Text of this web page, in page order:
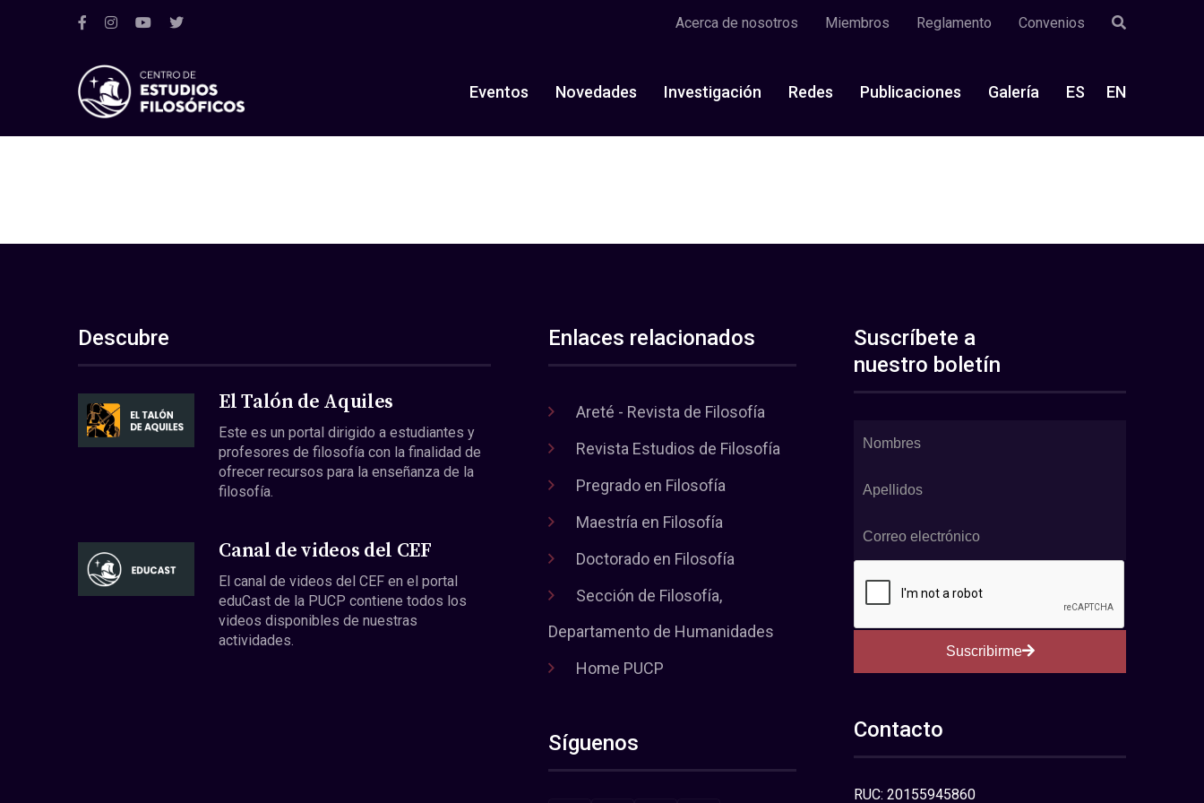
Acerca de nosotros Miembros Reglamento Convenios
Eventos Novedades Investigación Redes Publicaciones Galería ES EN
Descubre
El Talón de Aquiles
Este es un portal dirigido a estudiantes y
profesores de filosofía con la finalidad de
ofrecer recursos para la enseñanza de la
filosofía.
Canal de videos del CEF
El canal de videos del CEF en el portal
eduCast de la PUCP contiene todos los
videos disponibles de nuestras
actividades.
Enlaces relacionados
Areté - Revista de Filosofía
Revista Estudios de Filosofía
Pregrado en Filosofía
Maestría en Filosofía
Doctorado en Filosofía
Sección de Filosofía,
Departamento de Humanidades
Home PUCP
Síguenos
Suscríbete a
nuestro boletín
Suscribirme
Contacto
RUC: 20155945860